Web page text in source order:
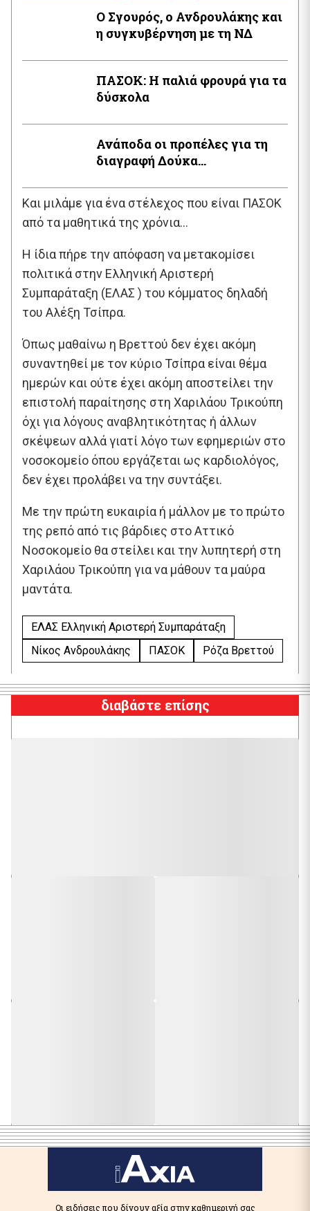
Ο Σγουρός, ο Ανδρουλάκης και
η συγκυβέρνηση με τη ΝΔ
ΠΑΣΟΚ: Η παλιά φρουρά για τα
δύσκολα
Ανάποδα οι προπέλες για τη
διαγραφή Δούκα…
Και μιλάμε για ένα στέλεχος που είναι ΠΑΣΟΚ
από τα μαθητικά της χρόνια…
Η ίδια πήρε την απόφαση να μετακομίσει
πολιτικά στην Ελληνική Αριστερή
Συμπαράταξη (ΕΛΑΣ ) του κόμματος δηλαδή
του Αλέξη Τσίπρα.
Όπως μαθαίνω η Βρεττού δεν έχει ακόμη
συναντηθεί με τον κύριο Τσίπρα είναι θέμα
ημερών και ούτε έχει ακόμη αποστείλει την
επιστολή παραίτησης στη Χαριλάου Τρικούπη
όχι για λόγους αναβλητικότητας ή άλλων
σκέψεων αλλά γιατί λόγο των εφημεριών στο
νοσοκομείο όπου εργάζεται ως καρδιολόγος,
δεν έχει προλάβει να την συντάξει.
Με την πρώτη ευκαιρία ή μάλλον με το πρώτο
της ρεπό από τις βάρδιες στο Αττικό
Νοσοκομείο θα στείλει και την λυπητερή στη
Χαριλάου Τρικούπη για να μάθουν τα μαύρα
μαντάτα.
ΕΛΑΣ Ελληνική Αριστερή Συμπαράταξη
Νίκος Ανδρουλάκης
ΠΑΣΟΚ Ρόζα Βρεττού
διαβάστε επίσης
Οι ειδήσεις που δίνουν αξία στην καθημερινή σας